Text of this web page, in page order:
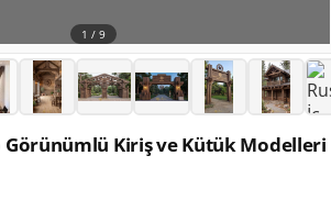
1 / 9
Görünümlü Kiriş ve Kütük Modelleri